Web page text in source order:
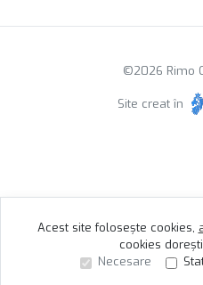
©2026 Rimo
Site creat în
Acest site folosește cookies,
cookies
Necesare